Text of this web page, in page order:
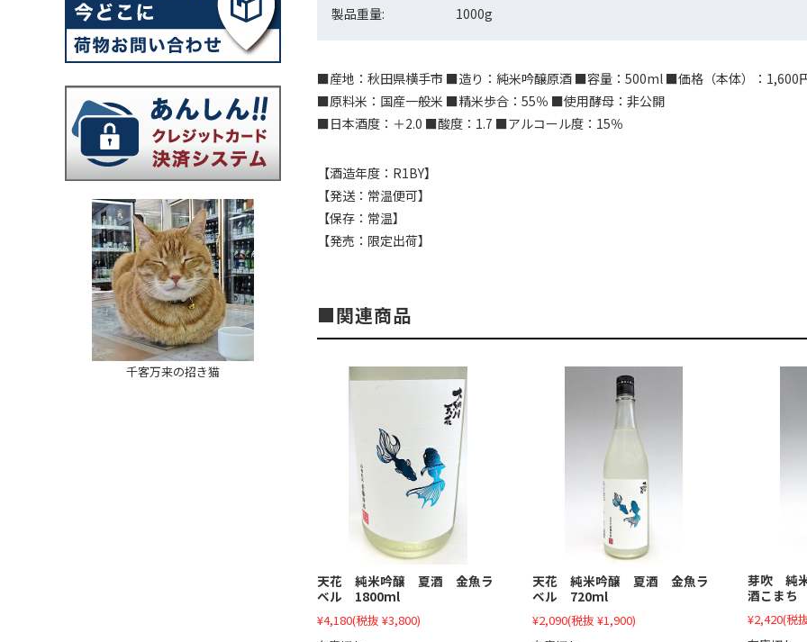
製品重量: 1000g
■産地：秋田県横手市 ■造り：純米吟醸原酒 ■容量：500ml ■価格（本体）：1,600
■原料米：国産一般米 ■精米歩合：55％ ■使用酵母：非公開
■日本酒度：＋2.0 ■酸度：1.7 ■アルコール度：15％
【酒造年度：R1BY】
【発送：常温便可】
【保存：常温】
【発売：限定出荷】
関連商品
天花 純米吟醸 夏酒 金魚ラ
ベル 1800ml
¥4,180(税抜 ¥3,800)
天花 純米吟醸 夏酒 金魚ラ
ベル 720ml
¥2,090(税抜 ¥1,900)
芽吹 純
酒こま
¥2,420(税
千客万来の招き猫